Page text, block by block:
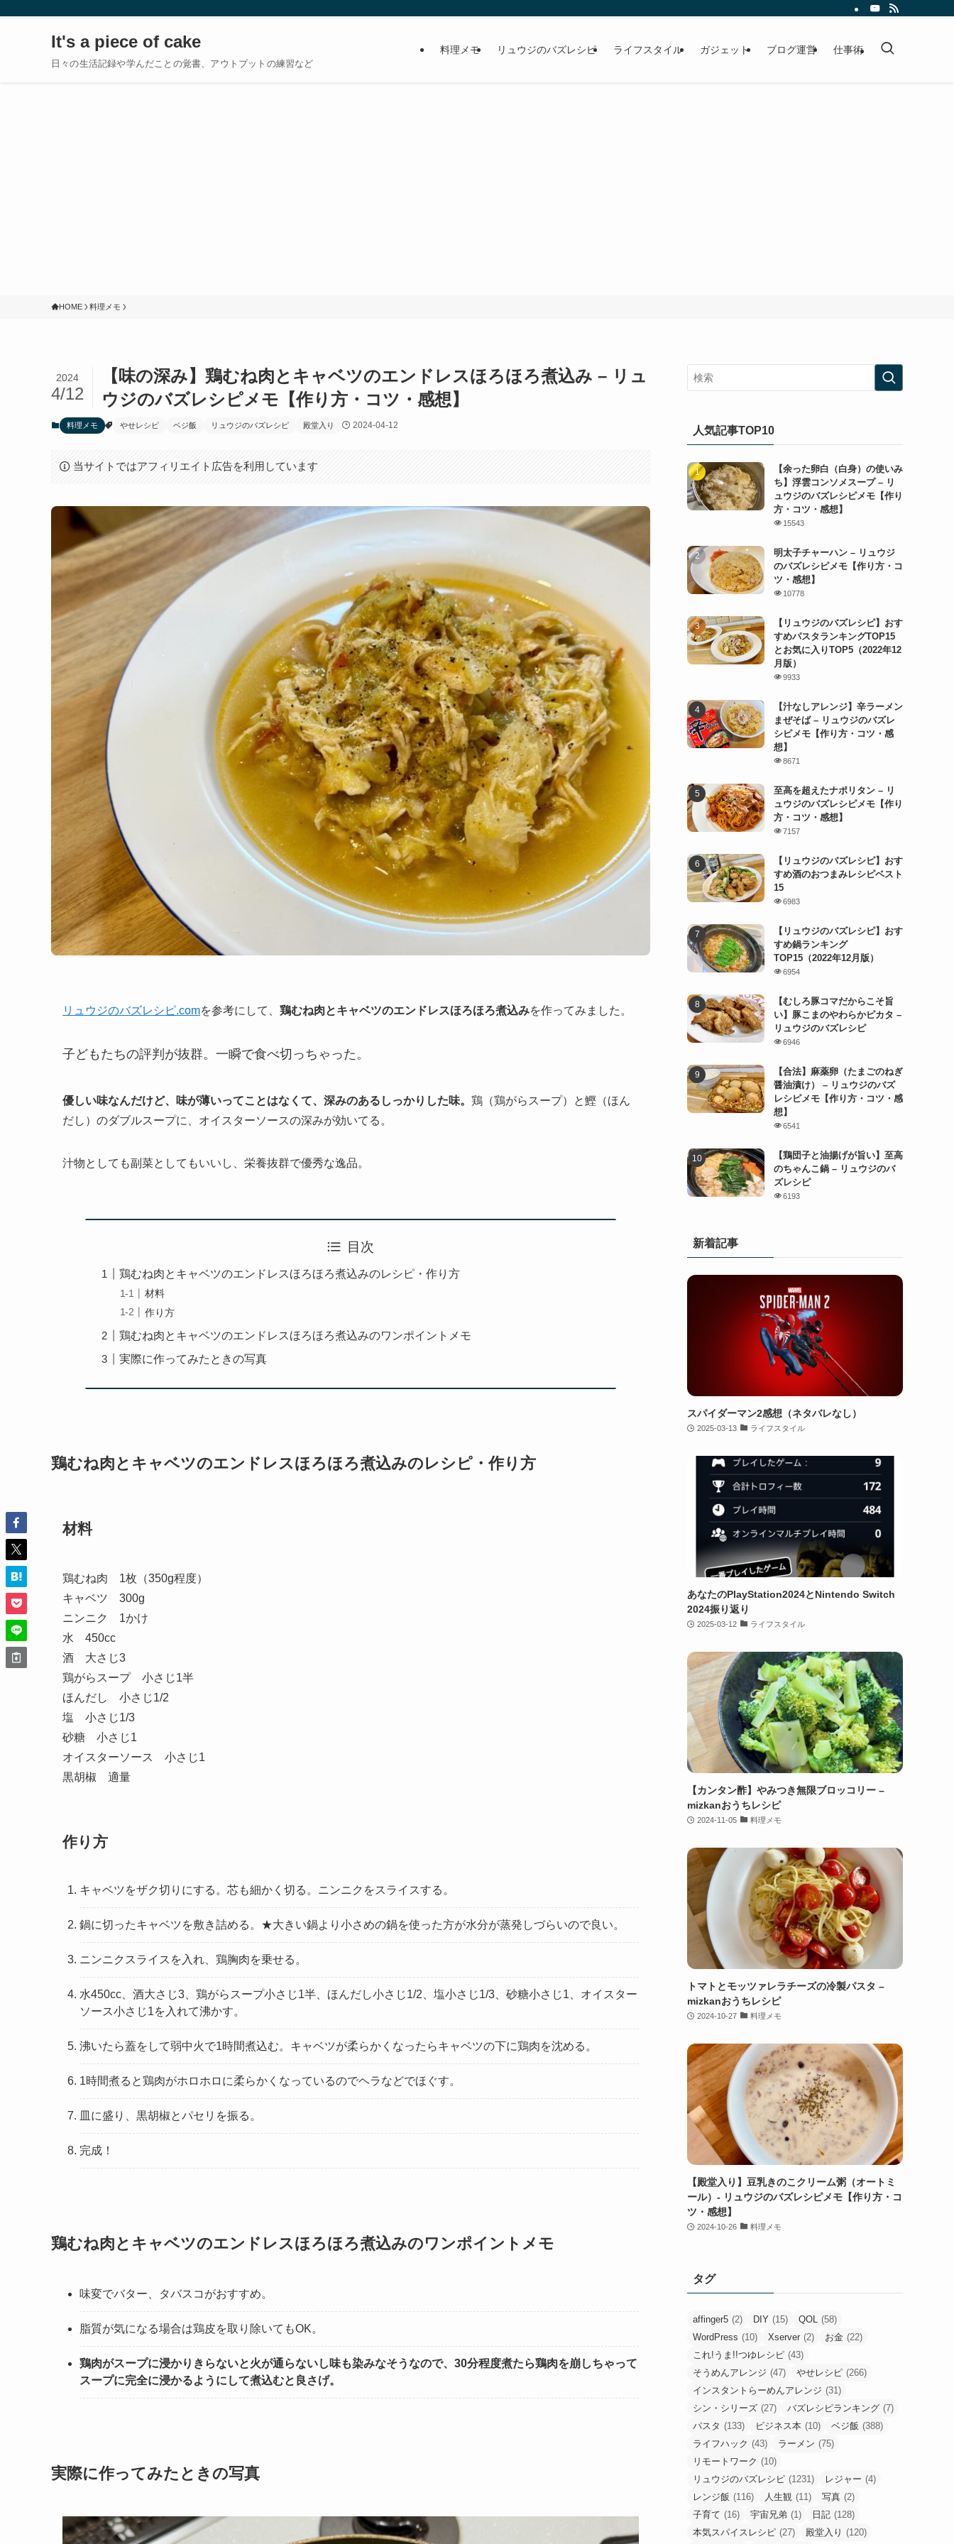
It's a piece of cake
日々の生活記録や学んだことの覚書、アウトプットの練習など
料理メモ リュウジのバズレシピ ライフスタイル ガジェット ブログ運営 仕事術
HOME 料理メモ
【味の深み】鶏むね肉とキャベツのエンドレスほろほろ煮込み – リュ
ウジのバズレシピメモ【作り方・コツ・感想】
2024
4/12
料理メモ やせレシピ ベジ飯 リュウジのバズレシピ 殿堂入り 2024-04-12
当サイトではアフィリエイト広告を利用しています
リュウジのバズレシピ.comを参考にして、 鶏むね肉とキャベツのエンドレスほろほろ煮込みを作ってみました。
子どもたちの評判が抜群。一瞬で食べ切っちゃった。
優しい味なんだけど、味が薄いってことはなくて、深みのあるしっかりした味。 鶏（鶏がらスープ）と鰹（ほん
だし）のダブルスープに、オイスターソースの深みが効いてる。
汁物としても副菜としてもいいし、栄養抜群で優秀な逸品。
目次
鶏むね肉とキャベツのエンドレスほろほろ煮込みのレシピ・作り方
材料
作り方
鶏むね肉とキャベツのエンドレスほろほろ煮込みのワンポイントメモ
実際に作ってみたときの写真
鶏むね肉とキャベツのエンドレスほろほろ煮込みのレシピ・作り方
材料
鶏むね肉 1枚（350g程度）
キャベツ 300g
ニンニク 1かけ
水 450cc
酒 大さじ3
鶏がらスープ 小さじ1半
ほんだし 小さじ1/2
塩 小さじ1/3
砂糖 小さじ1
オイスターソース 小さじ1
黒胡椒 適量
作り方
キャベツをザク切りにする。芯も細かく切る。ニンニクをスライスする。
鍋に切ったキャベツを敷き詰める。★大きい鍋より小さめの鍋を使った方が水分が蒸発しづらいので良い。
ニンニクスライスを入れ、鶏胸肉を乗せる。
水450cc、酒大さじ3、鶏がらスープ小さじ1半、ほんだし小さじ1/2、塩小さじ1/3、砂糖小さじ1、オイスター
ソース小さじ1を入れて沸かす。
沸いたら蓋をして弱中火で1時間煮込む。キャベツが柔らかくなったらキャベツの下に鶏肉を沈める。
1時間煮ると鶏肉がホロホロに柔らかくなっているのでヘラなどでほぐす。
皿に盛り、黒胡椒とパセリを振る。
完成！
鶏むね肉とキャベツのエンドレスほろほろ煮込みのワンポイントメモ
味変でバター、タバスコがおすすめ。
脂質が気になる場合は鶏皮を取り除いてもOK。
鶏肉がスープに浸かりきらないと火が通らないし味も染みなそうなので、30分程度煮たら鶏肉を崩しちゃって
スープに完全に浸かるようにして煮込むと良さげ。
実際に作ってみたときの写真
人気記事TOP10
【余った卵白（白身）の使いみ
ち】浮雲コンソメスープ – リ
ュウジのバズレシピメモ【作り
方・コツ・感想】
15543
明太子チャーハン – リュウジ
のバズレシピメモ【作り方・コ
ツ・感想】
10778
【リュウジのバズレシピ】おす
すめパスタランキングTOP15
とお気に入りTOP5（2022年12
月版）
9933
【汁なしアレンジ】辛ラーメン
まぜそば – リュウジのバズレ
シピメモ【作り方・コツ・感
想】
8671
至高を超えたナポリタン – リ
ュウジのバズレシピメモ【作り
方・コツ・感想】
7157
【リュウジのバズレシピ】おす
すめ酒のおつまみレシピベスト
15
6983
【リュウジのバズレシピ】おす
すめ鍋ランキング
TOP15（2022年12月版）
6954
【むしろ豚コマだからこそ旨
い】豚こまのやわらかピカタ –
リュウジのバズレシピ
6946
【合法】麻薬卵（たまごのねぎ
醤油漬け） – リュウジのバズ
レシピメモ【作り方・コツ・感
想】
6541
【鶏団子と油揚げが旨い】至高
のちゃんこ鍋 – リュウジのバ
ズレシピ
6193
新着記事
スパイダーマン2感想（ネタバレなし）
2025-03-13 ライフスタイル
あなたのPlayStation2024とNintendo Switch
2024振り返り
2025-03-12 ライフスタイル
【カンタン酢】やみつき無限ブロッコリー –
mizkanおうちレシピ
2024-11-05 料理メモ
トマトとモッツァレラチーズの冷製パスタ –
mizkanおうちレシピ
2024-10-27 料理メモ
【殿堂入り】豆乳きのこクリーム粥（オートミ
ール）- リュウジのバズレシピメモ【作り方・コ
ツ・感想】
2024-10-26 料理メモ
タグ
affinger5 (2) DIY (15) QOL (58)
WordPress (10) Xserver (2) お金 (22)
これ!うま!!つゆレシピ (43)
そうめんアレンジ (47) やせレシピ (266)
インスタントらーめんアレンジ (31)
シン・シリーズ (27) バズレシピランキング (7)
パスタ (133) ビジネス本 (10) ベジ飯 (388)
ライフハック (43) ラーメン (75)
リモートワーク (10)
リュウジのバズレシピ (1231) レジャー (4)
レンジ飯 (116) 人生観 (11) 写真 (2)
子育て (16) 宇宙兄弟 (1) 日記 (128)
本気スパイスレシピ (27) 殿堂入り (120)